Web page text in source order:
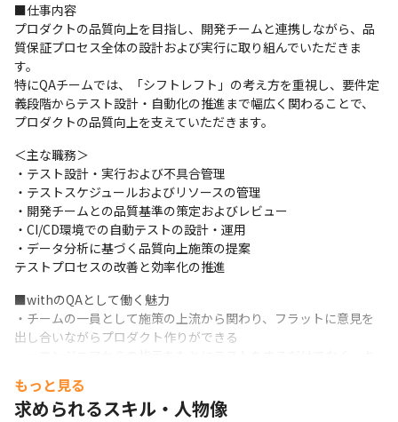
■仕事内容
プロダクトの品質向上を目指し、開発チームと連携しながら、品
質保証プロセス全体の設計および実行に取り組んでいただきま
す。
特にQAチームでは、「シフトレフト」の考え方を重視し、要件定
義段階からテスト設計・自動化の推進まで幅広く関わることで、
プロダクトの品質向上を支えていただきます。
＜主な職務＞
・テスト設計・実行および不具合管理
・テストスケジュールおよびリソースの管理
・開発チームとの品質基準の策定およびレビュー
・CI/CD環境での自動テストの設計・運用
・データ分析に基づく品質向上施策の提案
テストプロセスの改善と効率化の推進
■withのQAとして働く魅力
・チームの一員として施策の上流から関わり、フラットに意見を
出し合いながらプロダクト作りができる
やテストアプローチの提案も歓迎される環境で、プランナーやエ
ンジニアとフラットに意見を出し合いながら、より良いプロダク
もっと見る
求められるスキル・人物像